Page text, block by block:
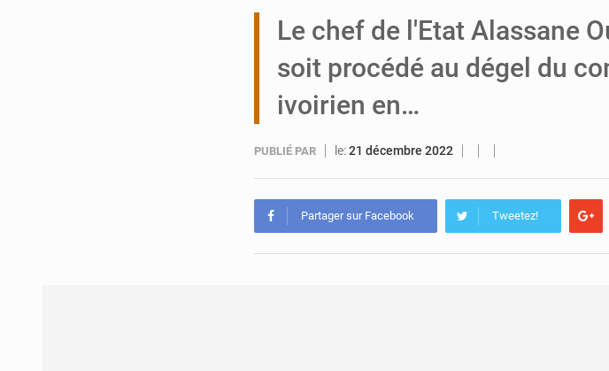
Le chef de l'Etat Alassane
soit procédé au dégel du
ivoirien en…
PUBLIÉ PAR le:21 décembre 2022
Partager sur Facebook Tweetez!